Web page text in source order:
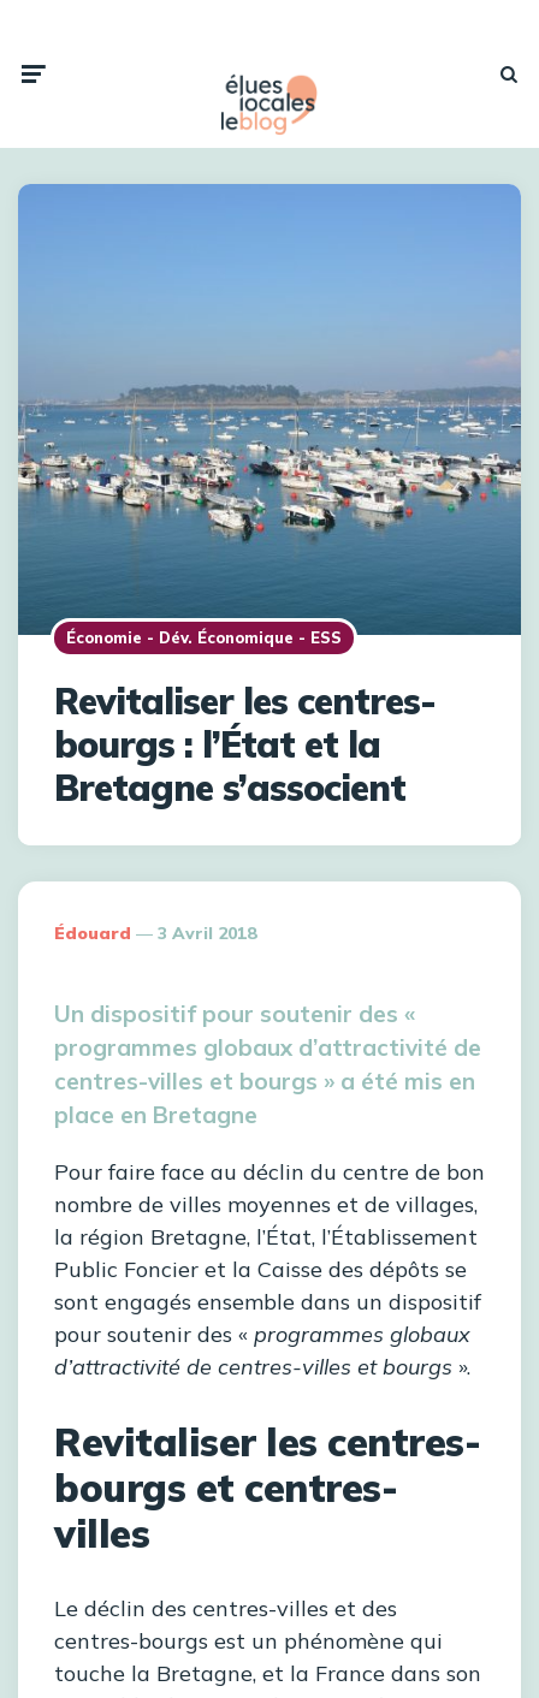
Économie - Dév. Économique - ESS
Revitaliser les centres-
bourgs : l’État et la
Bretagne s’associent
Édouard 3 Avril 2018
Un dispositif pour soutenir des «
programmes globaux d’attractivité de
centres-villes et bourgs » a été mis en
place en Bretagne
Pour faire face au déclin du centre de bon
nombre de villes moyennes et de villages,
la région Bretagne, l’État, l’Établissement
Public Foncier et la Caisse des dépôts se
sont engagés ensemble dans un dispositif
pour soutenir des « programmes globaux
d’attractivité de centres-villes et bourgs ».
Revitaliser les centres-
bourgs et centres-
villes
Le déclin des centres-villes et des
centres-bourgs est un phénomène qui
touche la Bretagne, et la France dans son